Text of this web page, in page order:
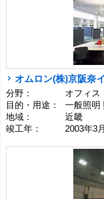
オムロン(株)京阪奈
分野：
オフィス
目的・用途：
一般照明
地域：
近畿
竣工年：
2003年3月